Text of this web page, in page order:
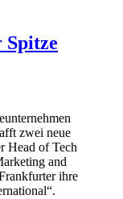
Spitze
zwei neue
Head of Tech
and
ihre